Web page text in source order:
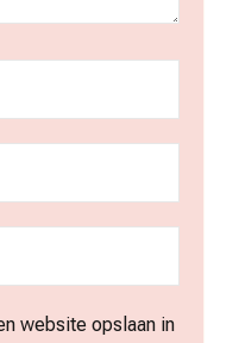
website opslaan in